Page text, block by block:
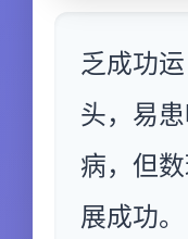
乏成功
头，易
病，但
展成功。